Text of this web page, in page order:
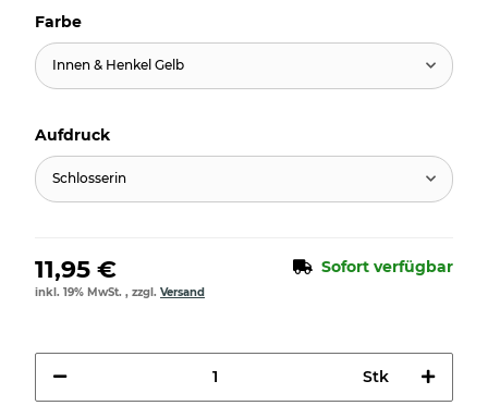
Farbe
Innen & Henkel Gelb
Aufdruck
Schlosserin
11,95 € Sofort verfügbar
inkl. 19% MwSt. , zzgl. Versand
Stk